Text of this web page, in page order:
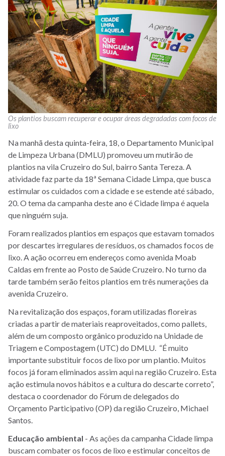
Os plantios buscam recuperar e ocupar áreas degradadas com focos de
lixo
Na manhã desta quinta-feira, 18, o Departamento Municipal
de Limpeza Urbana (DMLU) promoveu um mutirão de
plantios na vila Cruzeiro do Sul, bairro Santa Tereza. A
atividade faz parte da 18ª Semana Cidade Limpa, que busca
estimular os cuidados com a cidade e se estende até sábado,
20. O tema da campanha deste ano é Cidade limpa é aquela
que ninguém suja.
Foram realizados plantios em espaços que estavam tomados
por descartes irregulares de resíduos, os chamados focos de
lixo. A ação ocorreu em endereços como avenida Moab
Caldas em frente ao Posto de Saúde Cruzeiro. No turno da
tarde também serão feitos plantios em três numerações da
avenida Cruzeiro.
Na revitalização dos espaços, foram utilizadas floreiras
criadas a partir de materiais reaproveitados, como pallets,
além de um composto orgânico produzido na Unidade de
Triagem e Compostagem (UTC) do DMLU. “É muito
importante substituir focos de lixo por um plantio. Muitos
focos já foram eliminados assim aqui na região Cruzeiro. Esta
ação estimula novos hábitos e a cultura do descarte correto”,
destaca o coordenador do Fórum de delegados do
Orçamento Participativo (OP) da região Cruzeiro, Michael
Santos.
Educação ambiental - As ações da campanha Cidade limpa
buscam combater os focos de lixo e estimular conceitos de